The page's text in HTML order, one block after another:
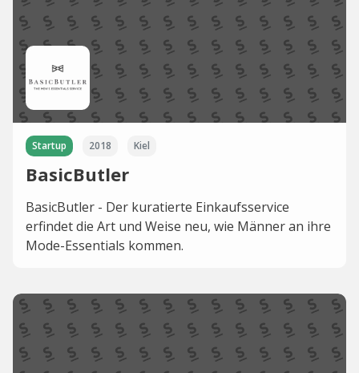
Startup 2018 Kiel
BasicButler
BasicButler - Der kuratierte Einkaufsservice
erfindet die Art und Weise neu, wie Männer an ihre
Mode-Essentials kommen.